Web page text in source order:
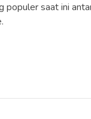
saat ini